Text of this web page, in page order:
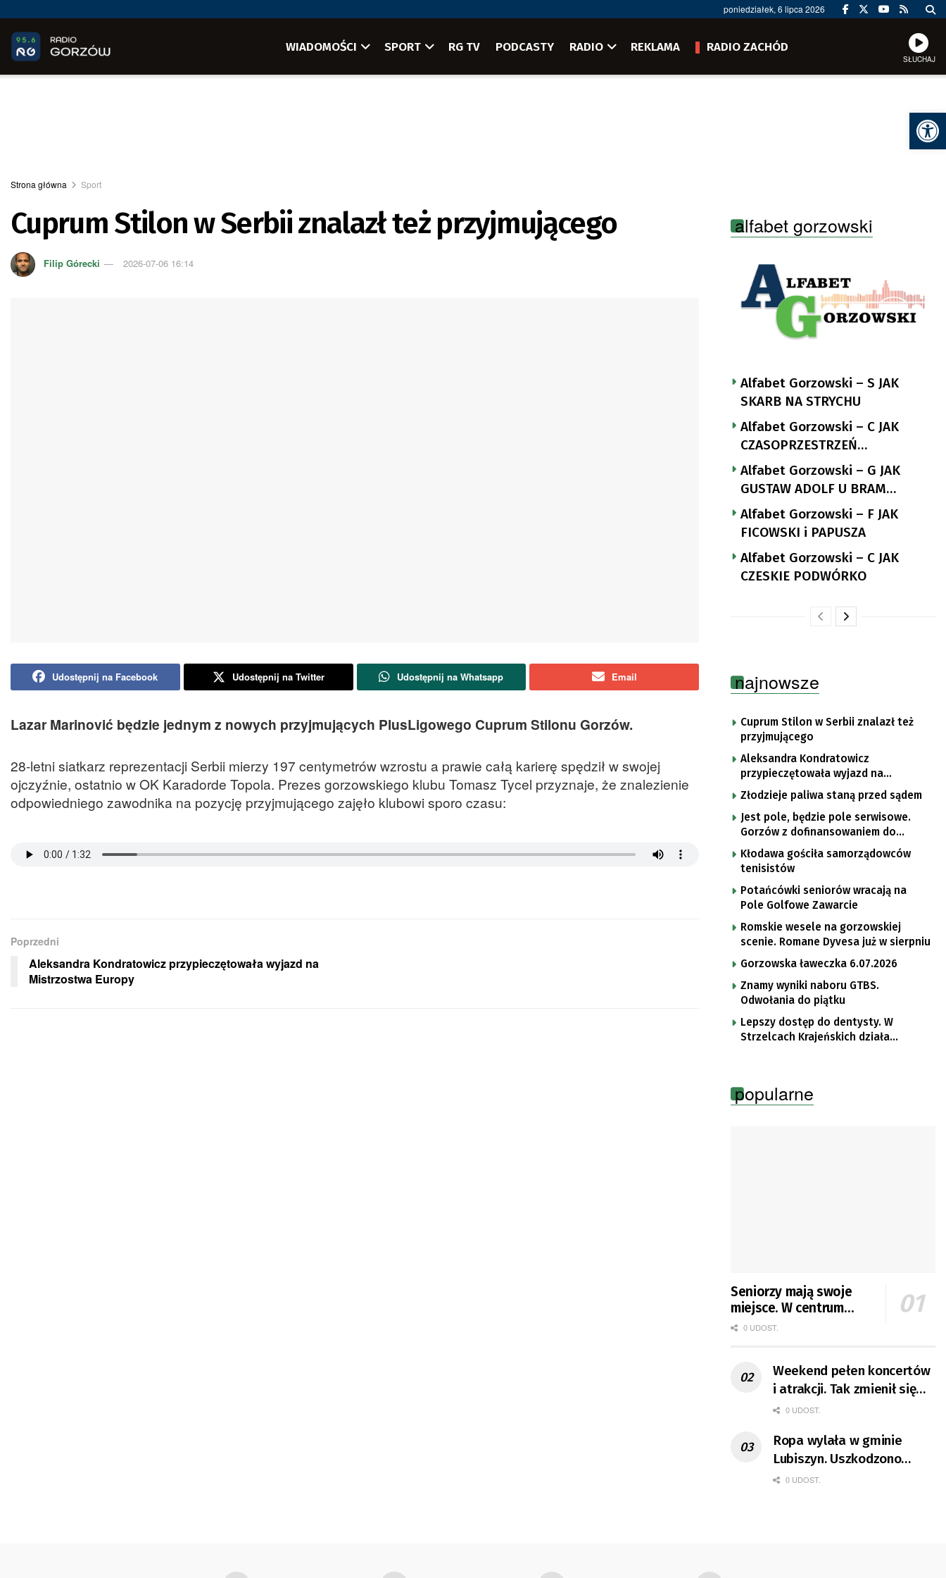
poniedziałek, 6 lipca 2026
WIADOMOŚCI SPORT RG TV PODCASTY RADIO REKLAMA RADIO ZACHÓD
SŁUCHAJ
Strona główna Sport
Cuprum Stilon w Serbii znalazł też przyjmującego
Filip Górecki 2026-07-06 16:14
Udostępnij na Facebook Udostępnij na Twitter Udostępnij na Whatsapp Email
Lazar Marinović będzie jednym z nowych przyjmujących PlusLigowego Cuprum Stilonu Gorzów.
28-letni siatkarz reprezentacji Serbii mierzy 197 centymetrów wzrostu a prawie całą karierę spędził w swojej
ojczyźnie, ostatnio w OK Karadorde Topola. Prezes gorzowskiego klubu Tomasz Tycel przyznaje, że znalezienie
odpowiedniego zawodnika na pozycję przyjmującego zajęło klubowi sporo czasu:
Poprzedni
Aleksandra Kondratowicz przypieczętowała wyjazd na
Mistrzostwa Europy
alfabet gorzowski
Alfabet Gorzowski – S JAK
SKARB NA STRYCHU
Alfabet Gorzowski – C JAK
CZASOPRZESTRZEŃ
NUTTGENSA
Alfabet Gorzowski – G JAK
GUSTAW ADOLF U BRAM
LANDSBERGA
Alfabet Gorzowski – F JAK
FICOWSKI i PAPUSZA
Alfabet Gorzowski – C JAK
CZESKIE PODWÓRKO
najnowsze
Cuprum Stilon w Serbii znalazł też
przyjmującego
Aleksandra Kondratowicz
przypieczętowała wyjazd na
Mistrzostwa Europy
Złodzieje paliwa staną przed sądem
Jest pole, będzie pole serwisowe.
Gorzów z dofinansowaniem do
kortów tenisowych
Kłodawa gościła samorządowców
tenisistów
Potańcówki seniorów wracają na
Pole Golfowe Zawarcie
Romskie wesele na gorzowskiej
scenie. Romane Dyvesa już w sierpniu
Gorzowska ławeczka 6.07.2026
Znamy wyniki naboru GTBS.
Odwołania do piątku
Lepszy dostęp do dentysty. W
Strzelcach Krajeńskich działa
popularne
Seniorzy mają swoje
miejsce. W centrum
Gorzowa otwarto dla
0 UDOST.
Weekend pełen koncertów
i atrakcji. Tak zmienił się
ruch na Górczynie
0 UDOST.
Ropa wylała w gminie
Lubiszyn. Uszkodzono
rurociąg naftowy
0 UDOST.